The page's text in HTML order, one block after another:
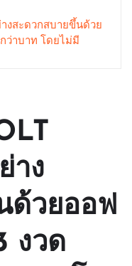
างสะดวกสบายขึ้นด้วย
ว่าบาท โดยไม่มี
าง
ด้วยออฟ
งวด